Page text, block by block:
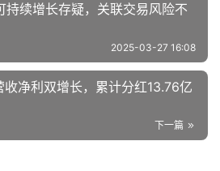
持续增长存疑，关联交易风险不
2025-03-27 16:08
净利双增长，累计分红13.76亿
下一篇